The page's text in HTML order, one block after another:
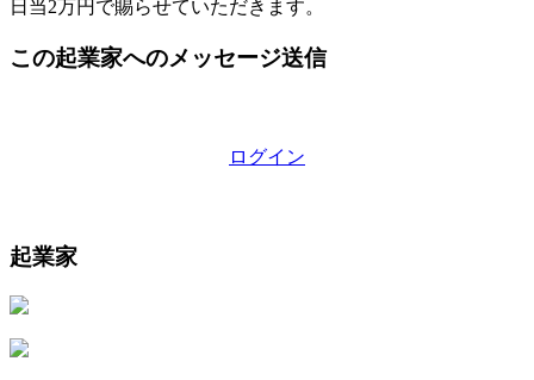
日当2万円で賜らせていただきます。
この起業家へのメッセージ送信
ログイン
起業家